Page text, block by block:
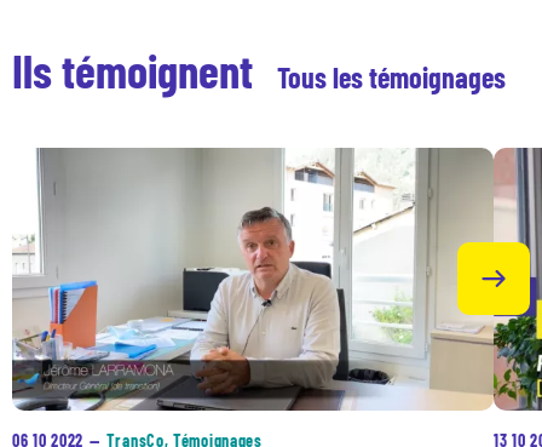
Ils témoignent Tous les témoignages
06 10 2022 — TransCo, Témoignages 13 10